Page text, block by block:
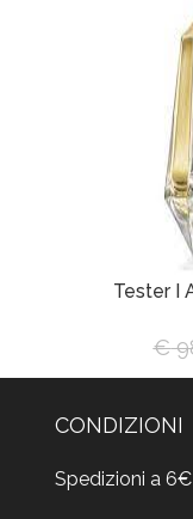
Tester I
€
CONDIZIONI
Spedizioni a 6€